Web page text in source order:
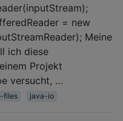
= new
Meine
ich diese
Projekt
versucht, …
files java-io